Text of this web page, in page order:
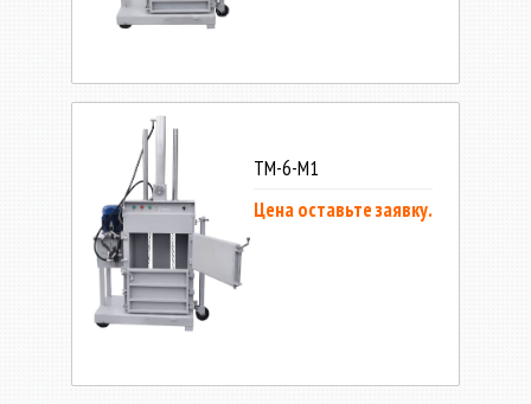
ТМ-6-М1
Цена оставьте заявку.